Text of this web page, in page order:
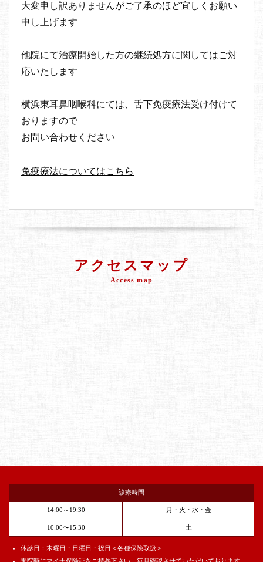
大変申し訳ありませんがご了承のほど宜しくお願い
申し上げます
他院にて治療開始した方の継続処方に関してはご対
応いたします
横浜東耳鼻咽喉科にては、舌下免疫療法受け付けて
おりますので
お問い合わせください
免疫療法についてはこちら
アクセスマップ
Access map
診療時間
14:00～19:30 月・火・水・金
10:00〜15:30 土
休診日：木曜日・日曜日・祝日＜各種保険取扱＞